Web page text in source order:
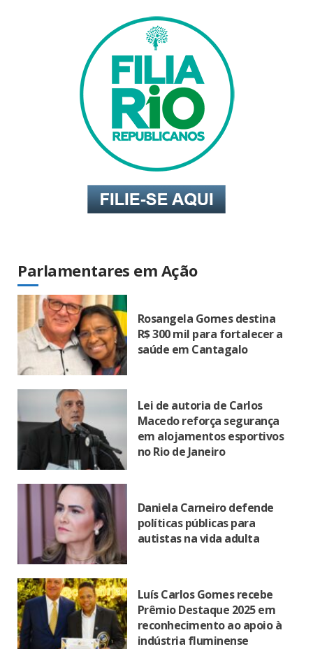
Parlamentares em Ação
Rosangela Gomes destina
R$ 300 mil para fortalecer a
saúde em Cantagalo
Lei de autoria de Carlos
Macedo reforça segurança
em alojamentos esportivos
no Rio de Janeiro
Daniela Carneiro defende
políticas públicas para
autistas na vida adulta
Luís Carlos Gomes recebe
Prêmio Destaque 2025 em
reconhecimento ao apoio à
indústria fluminense